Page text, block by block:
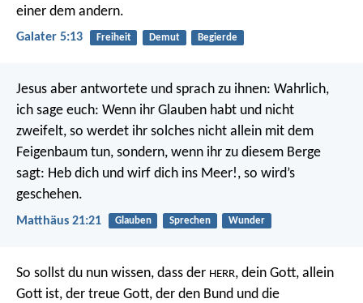
einer dem andern.
Galater 5:13 Freiheit Demut Begierde
Jesus aber antwortete und sprach zu ihnen: Wahrlich,
ich sage euch: Wenn ihr Glauben habt und nicht
zweifelt, so werdet ihr solches nicht allein mit dem
Feigenbaum tun, sondern, wenn ihr zu diesem Berge
sagt: Heb dich und wirf dich ins Meer!, so wird’s
geschehen.
Matthäus 21:21 Glauben Sprechen Wunder
So sollst du nun wissen, dass der HERR, dein Gott, allein
Gott ist, der treue Gott, der den Bund und die